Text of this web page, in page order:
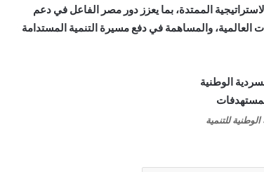
الممتدة، بما يعزز دور مصر الفاعل في دعم
العالمية، والمساهمة في دفع مسيرة التنمية المستدامة
للتنمية